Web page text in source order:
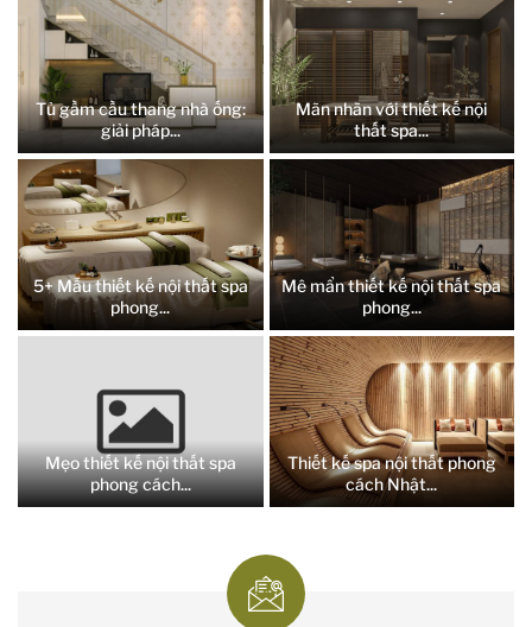
Tủ gầm cầu thang nhà ống:
giải pháp...
Mãn nhãn với thiết kế nội
thất spa...
5+ Mẫu thiết kế nội thất spa
phong...
Mê mẩn thiết kế nội thất spa
phong...
Mẹo thiết kế nội thất spa
phong cách...
Thiết kế spa nội thất phong
cách Nhật...